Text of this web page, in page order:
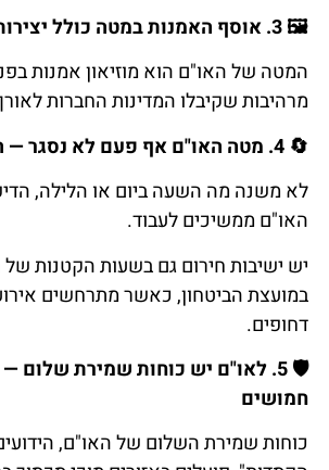
🖼️
אוסף האמנותבמטה כולל
המטה של האו"ם הוא מוזיאון אמנות
מרהיבות שקיבלו המדינות החברות
🔄
מטה האו"םאף פעםלא נסגר—
לא משנה מה השעה ביום או הלילה,
האו"ם ממשיכים לעבוד.
יש ישיבות חירום גם בשעות הקטנות של
במועצת הביטחון, כאשר מתרחשים
דחופים.
🛡️
לאו"ם יש כוחותשמירתשלום—
חמושים
כוחות שמירת השלום של האו"ם, הידועים